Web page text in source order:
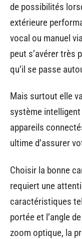
de possibilités
extérieure
vocal ou manuel
peut s’avérer très
qu’il se passe
Mais surtout elle
système
appareils
ultime d’assurer
Choisir la bonne
requiert une
caractéristiques
portée et l’angle
zoom optique, la